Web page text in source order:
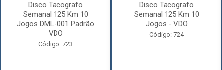
Disco Tacografo
Semanal 125 Km 10
Jogos DML-001 Padrão
VDO
Código: 723
Disco Tacografo
Semanal 125 Km 10
Jogos - VDO
Código: 724